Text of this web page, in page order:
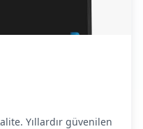
Yıllardır güvenilen